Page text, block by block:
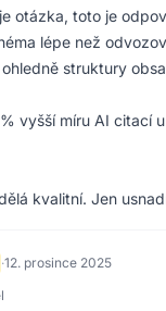
otázka, toto je
lépe než
struktury
vyšší míru AI
kvalitní. Jen
·12. prosince 2025